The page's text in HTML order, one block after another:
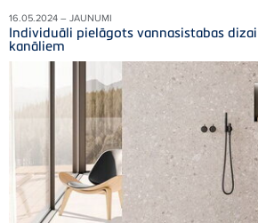
16.05.2024 – JAUNUMI
Individuāli pielāgots vannasistabas
kanāliem